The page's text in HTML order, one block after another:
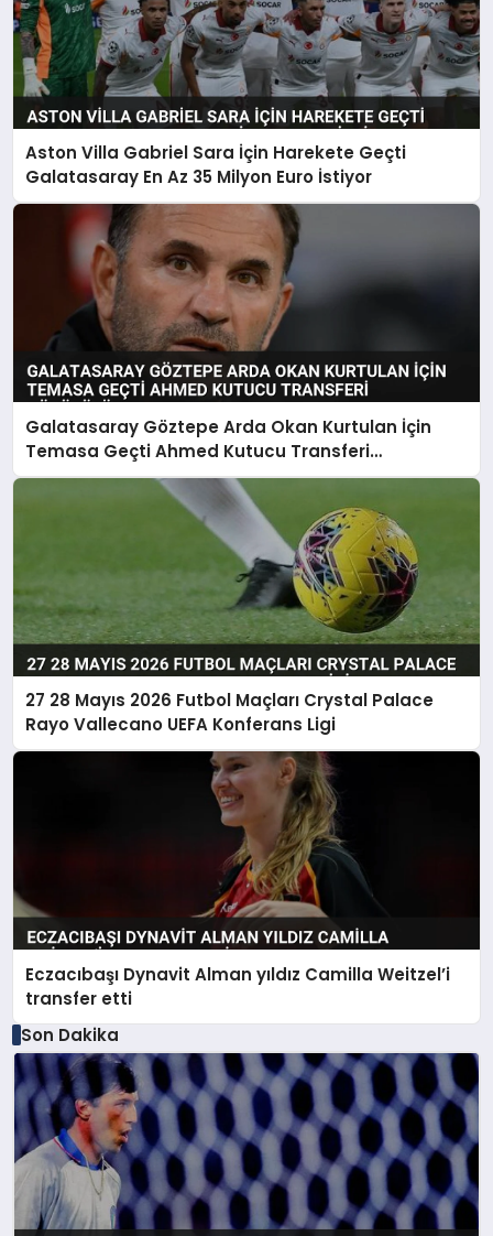
Aston Villa Gabriel Sara İçin Harekete Geçti
Galatasaray En Az 35 Milyon Euro İstiyor
Galatasaray Göztepe Arda Okan Kurtulan İçin
Temasa Geçti Ahmed Kutucu Transferi
Görüşülüyor
27 28 Mayıs 2026 Futbol Maçları Crystal Palace
Rayo Vallecano UEFA Konferans Ligi
Eczacıbaşı Dynavit Alman yıldız Camilla Weitzel’i
transfer etti
Son Dakika